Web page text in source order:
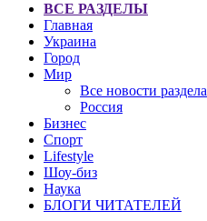
ВСЕ РАЗДЕЛЫ
Главная
Украина
Город
Мир
Все новости раздела
Россия
Бизнес
Спорт
Lifestyle
Шоу-биз
Наука
БЛОГИ ЧИТАТЕЛЕЙ